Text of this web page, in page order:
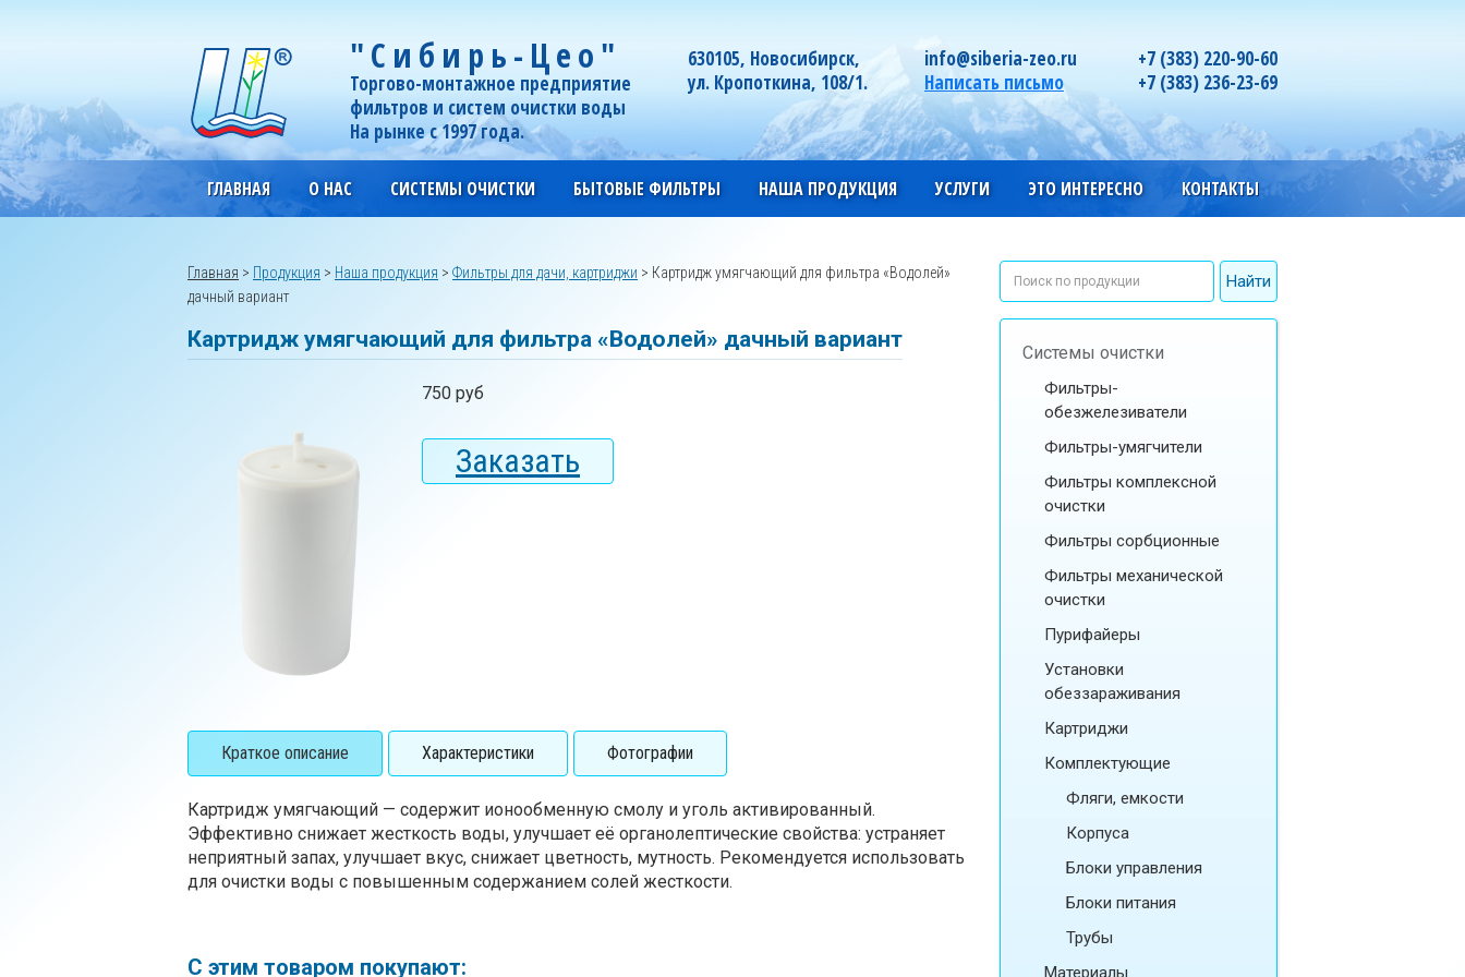
"Сибирь-Цео"
Торгово-монтажное предприятие
фильтров и систем очистки воды
На рынке с 1997 года.
630105, Новосибирск,
ул. Кропоткина, 108/1.
info@siberia-zeo.ru
Написать письмо
+7 (383) 220-90-60
+7 (383) 236-23-69
ГЛАВНАЯ О НАС СИСТЕМЫ ОЧИСТКИ БЫТОВЫЕ ФИЛЬТРЫ НАША ПРОДУКЦИЯ УСЛУГИ ЭТО ИНТЕРЕСНО КОНТАКТЫ
Главная > Продукция > Наша продукция > Фильтры для дачи, картриджи > Картридж умягчающий для фильтра «Водолей»
дачный вариант
Картридж умягчающий для фильтра «Водолей» дачный вариант
750 руб
Заказать
Краткое описание Характеристики Фотографии
Картридж умягчающий — содержит ионообменную смолу и уголь активированный.
Эффективно снижает жесткость воды, улучшает её органолептические свойства: устраняет
неприятный запах, улучшает вкус, снижает цветность, мутность. Рекомендуется использовать
для очистки воды с повышенным содержанием солей жесткости.
С этим товаром покупают:
Системы очистки
Фильтры-
обезжелезиватели
Фильтры-умягчители
Фильтры комплексной
очистки
Фильтры сорбционные
Фильтры механической
очистки
Пурифайеры
Установки
обеззараживания
Картриджи
Комплектующие
Фляги, емкости
Корпуса
Блоки управления
Блоки питания
Трубы
Материалы